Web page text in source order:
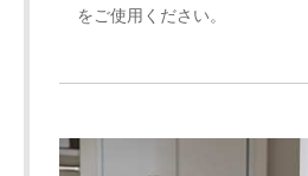
をご使用ください。